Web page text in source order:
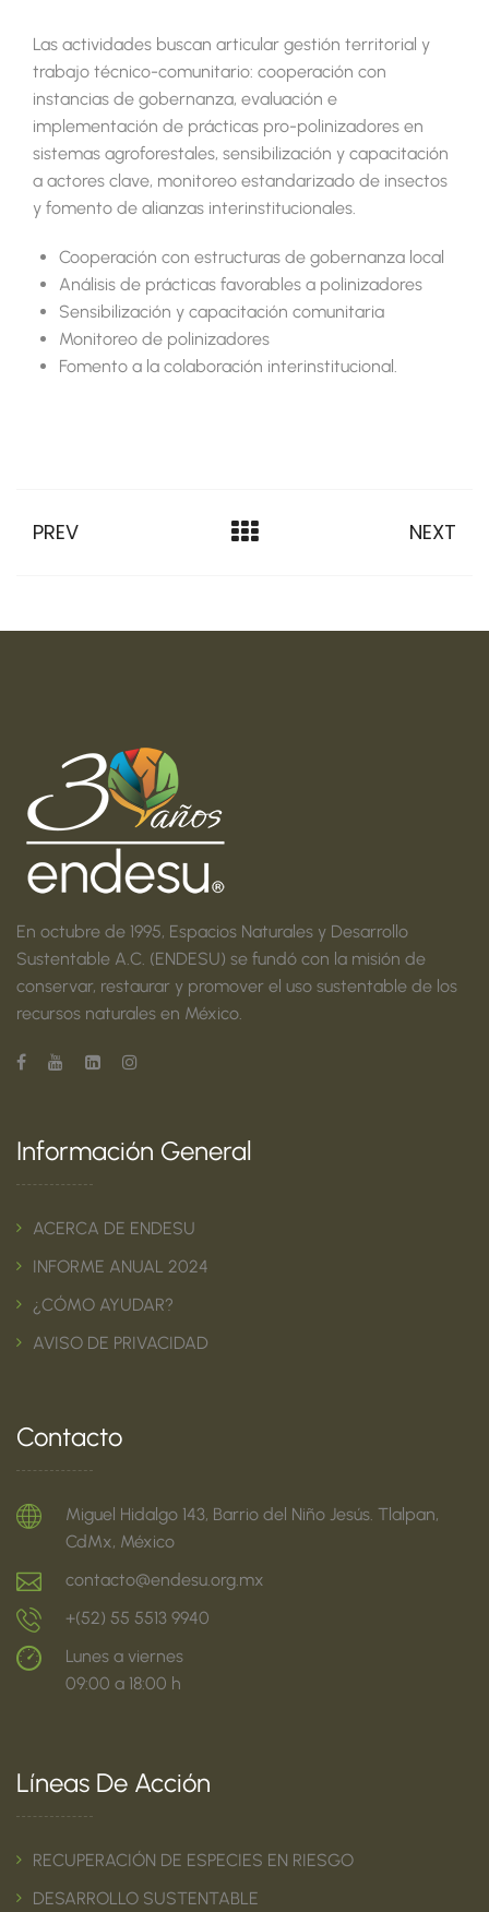
Las actividades buscan articular gestión territorial y
trabajo técnico-comunitario: cooperación con
instancias de gobernanza, evaluación e
implementación de prácticas pro-polinizadores en
sistemas agroforestales, sensibilización y capacitación
a actores clave, monitoreo estandarizado de insectos
y fomento de alianzas interinstitucionales.
Cooperación con estructuras de gobernanza local
Análisis de prácticas favorables a polinizadores
Sensibilización y capacitación comunitaria
Monitoreo de polinizadores
Fomento a la colaboración interinstitucional.
PREV NEXT
En octubre de 1995, Espacios Naturales y Desarrollo
Sustentable A.C. (ENDESU) se fundó con la misión de
conservar, restaurar y promover el uso sustentable de los
recursos naturales en México.
Información General
ACERCA DE ENDESU
INFORME ANUAL 2024
¿CÓMO AYUDAR?
AVISO DE PRIVACIDAD
Contacto
Miguel Hidalgo 143, Barrio del Niño Jesús. Tlalpan,
CdMx, México
contacto@endesu.org.mx
+(52) 55 5513 9940
Lunes a viernes
09:00 a 18:00 h
Líneas De Acción
RECUPERACIÓN DE ESPECIES EN RIESGO
DESARROLLO SUSTENTABLE